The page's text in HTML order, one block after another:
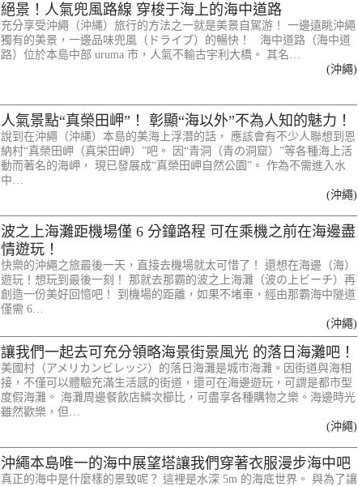
絕景！人氣兜風路線 穿梭于海上的海中道路
充分享受沖繩（沖縄）旅行的方法之一就是美景自駕游！ 一邊遠眺沖繩
獨有的美景，一邊品味兜風（ドライブ）的暢快！ 海中道路（海中道
路）位於本島中部 uruma 市，人氣不輸古宇利大橋。 其名…
(沖繩)
人氣景點“真榮田岬”！ 彰顯“海以外”不為人知的魅力！
說到在沖繩（沖縄）本島的美海上浮潛的話， 應該會有不少人聯想到恩
納村“真榮田岬（真栄田岬）”吧。 因“青洞（青の洞窟）”等各種海上活
動而著名的海岬， 現已發展成“真榮田岬自然公園”。 作為不需進入水
中…
(沖繩)
波之上海灘距機場僅 6 分鐘路程 可在乘機之前在海邊盡
情遊玩！
快樂的沖繩之旅最後一天，直接去機場就太可惜了！ 還想在海邊（海）
遊玩！想玩到最後一刻！ 那就去那霸的波之上海灘（波の上ビーチ）再
創造一份美好回憶吧！ 到機場的距離，如果不堵車，經由那霸海中隧道
僅需 6…
(沖繩)
讓我們一起去可充分領略海景街景風光 的落日海灘吧！
美國村（アメリカンビレッジ）的落日海灘是城市海灘。因街道與海相
接，不僅可以體驗充滿生活感的街道，還可在海邊遊玩，可謂是都市型
度假海灘。 海灘周邊餐飲店鱗次櫛比，可盡享各種購物之樂。海邊時光
雖然歡樂，但…
(沖繩)
沖繩本島唯一的海中展望塔讓我們穿著衣服漫步海中吧
真正的海中是什麼樣的景致呢？ 這裡是水深 5m 的海底世界。 與為了讓